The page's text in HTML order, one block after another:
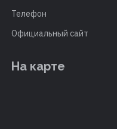
Телефон
Официальный сайт
На карте